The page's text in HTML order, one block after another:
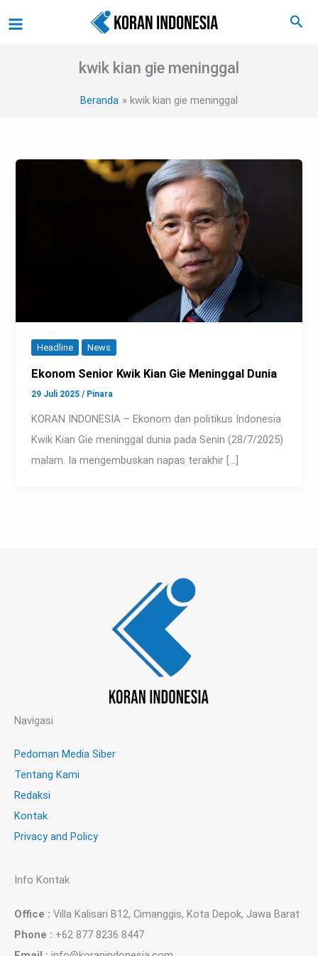
ke
Cari
kwik kian gie meninggal
Beranda kwik kian gie meninggal
Headline News
Ekonom Senior Kwik Kian Gie Meninggal Dunia
29 Juli 2025/ Pinara
KORAN INDONESIA – Ekonom dan politikus Indonesia
Kwik Kian Gie meninggal dunia pada Senin (28/7/2025)
malam. Ia mengembuskan napas terakhir […]
Navigasi
Pedoman Media Siber
Tentang Kami
Redaksi
Kontak
Privacy and Policy
Info Kontak
Office : Villa Kalisari B12, Cimanggis, Kota Depok, Jawa Barat
Phone : +62 877 8236 8447